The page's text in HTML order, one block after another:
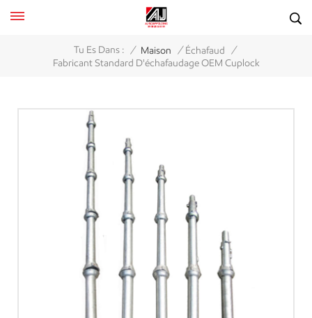
Tu Es Dans : / Maison / Échafaud /
Fabricant Standard D'échafaudage OEM Cuplock